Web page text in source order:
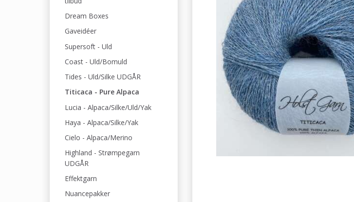
Dream Boxes
Gaveidéer
Supersoft - Uld
Coast - Uld/Bomuld
Tides - Uld/Silke UDGÅR
Titicaca - Pure Alpaca
Lucia - Alpaca/Silke/Uld/Yak
Haya - Alpaca/Silke/Yak
Cielo - Alpaca/Merino
Highland - Strømpegarn
UDGÅR
Effektgarn
Nuancepakker